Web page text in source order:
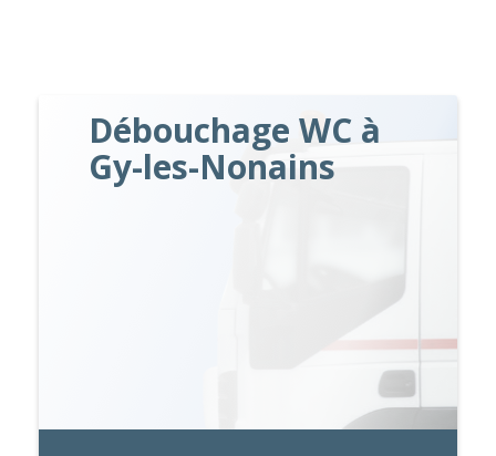
Débouchage WC à
Gy-les-Nonains